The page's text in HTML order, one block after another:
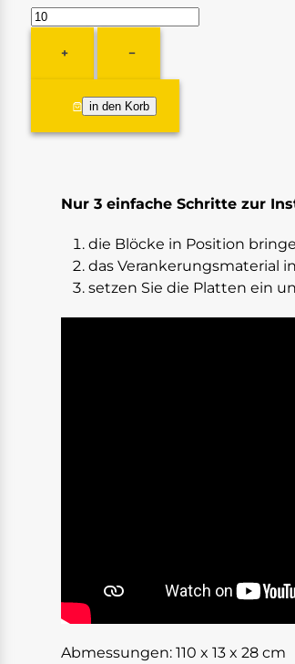
+ −
Nur 3 einfache Schritte zur
die Blöcke in Position
das Verankerungsmaterial
setzen Sie die Platten ein
Abmessungen: 110 x 13 x 28 cm